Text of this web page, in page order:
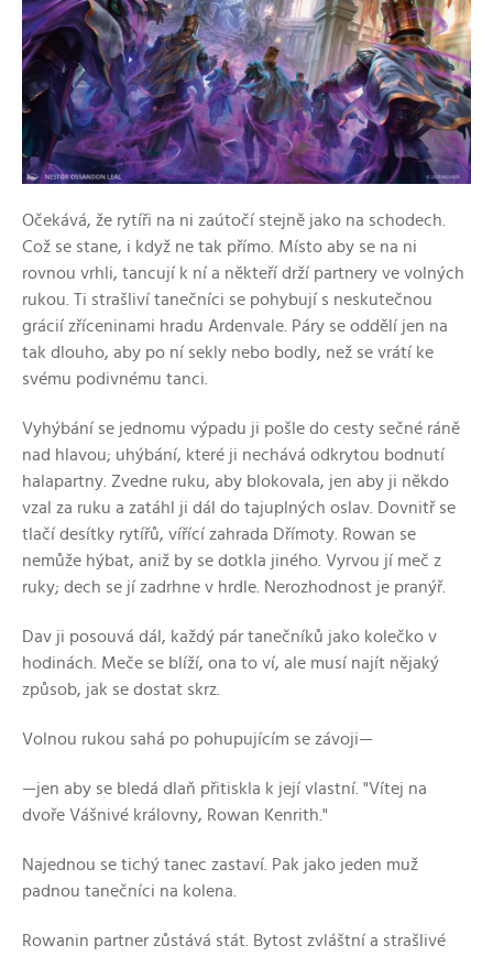
Očekává, že rytíři na ni zaútočí stejně jako na schodech.
Což se stane, i když ne tak přímo. Místo aby se na ni
rovnou vrhli, tancují k ní a někteří drží partnery ve volných
rukou. Ti strašliví tanečníci se pohybují s neskutečnou
grácií zříceninami hradu Ardenvale. Páry se oddělí jen na
tak dlouho, aby po ní sekly nebo bodly, než se vrátí ke
svému podivnému tanci.
Vyhýbání se jednomu výpadu ji pošle do cesty sečné ráně
nad hlavou; uhýbání, které ji nechává odkrytou bodnutí
halapartny. Zvedne ruku, aby blokovala, jen aby ji někdo
vzal za ruku a zatáhl ji dál do tajuplných oslav. Dovnitř se
tlačí desítky rytířů, vířící zahrada Dřímoty. Rowan se
nemůže hýbat, aniž by se dotkla jiného. Vyrvou jí meč z
ruky; dech se jí zadrhne v hrdle. Nerozhodnost je pranýř.
Dav ji posouvá dál, každý pár tanečníků jako kolečko v
hodinách. Meče se blíží, ona to ví, ale musí najít nějaký
způsob, jak se dostat skrz.
Volnou rukou sahá po pohupujícím se závoji—
—jen aby se bledá dlaň přitiskla k její vlastní. "Vítej na
dvoře Vášnivé královny, Rowan Kenrith."
Najednou se tichý tanec zastaví. Pak jako jeden muž
padnou tanečníci na kolena.
Rowanin partner zůstává stát. Bytost zvláštní a strašlivé